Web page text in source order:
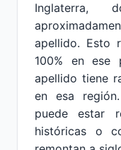
Inglaterra,
apellido. Esto
100% en ese
apellido tiene
en esa
puede estar
históricas o